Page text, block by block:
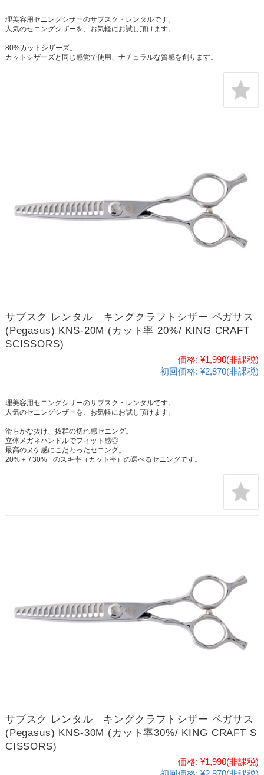
理美容用セニングシザーのサブスク・レンタルです。
人気のセニングシザーを、お気軽にお試し頂けます。
80%カットシザーズ。
カットシザーズと同じ感覚で使用、ナチュラルな質感を創ります。
サブスク レンタル キングクラフトシザー ペガサス
(Pegasus) KNS-20M (カット率 20%/ KING CRAFT
SCISSORS)
価格: ¥1,990(非課税)
初回価格: ¥2,870(非課税)
理美容用セニングシザーのサブスク・レンタルです。
人気のセニングシザーを、お気軽にお試し頂けます。
滑らかな抜け、抜群の切れ感セニング。
立体メガネハンドルでフィット感◎
最高のヌケ感にこだわったセニング。
20%＋ / 30%+ のスキ率（カット率）の選べるセニングです。
サブスク レンタル キングクラフトシザー ペガサス
(Pegasus) KNS-30M (カット率30%/ KING CRAFT S
CISSORS)
価格: ¥1,990(非課税)